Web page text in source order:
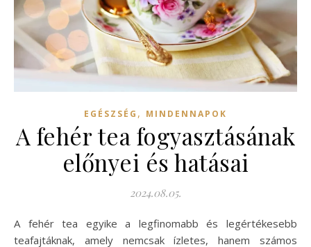
EGÉSZSÉG , MINDENNAPOK
A fehér tea fogyasztásának
előnyei és hatásai
2024.08.05.
A fehér tea egyike a legfinomabb és legértékesebb
teafajtáknak, amely nemcsak ízletes, hanem számos